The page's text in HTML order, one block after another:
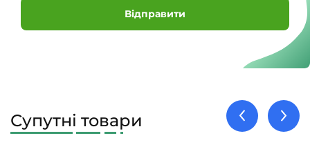
Відправити
Супутні товари